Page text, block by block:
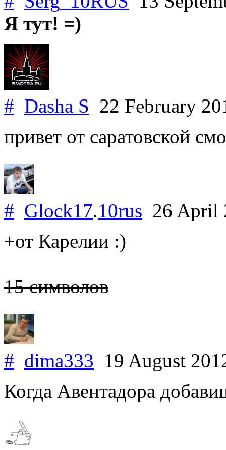
Я тут! =)
# Dasha S 22 February
привет от саратовской
# Glock17.10rus 26 April
+от Карелии :)
15 символов
# dima333 19 August
Когда Авентадора